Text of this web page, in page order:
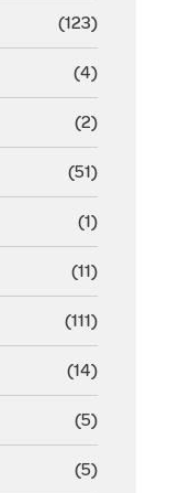
(123)
(4)
(2)
(51)
(1)
(11)
(111)
(14)
(5)
(5)